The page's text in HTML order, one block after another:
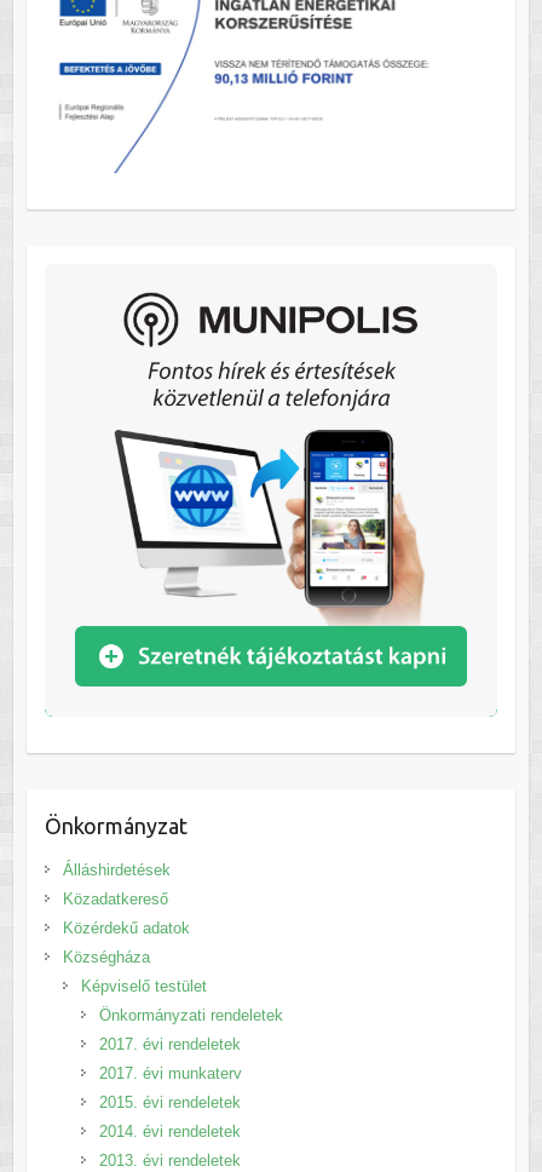
Önkormányzat
Álláshirdetések
Közadatkereső
Közérdekű adatok
Községháza
Képviselő testület
Önkormányzati rendeletek
2017. évi rendeletek
2017. évi munkaterv
2015. évi rendeletek
2014. évi rendeletek
2013. évi rendeletek